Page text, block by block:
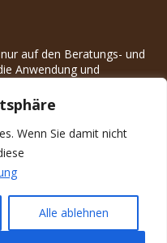
Wenn Sie damit nicht
Alle ablehnen
auf den Beratungs- und
Anwendung und